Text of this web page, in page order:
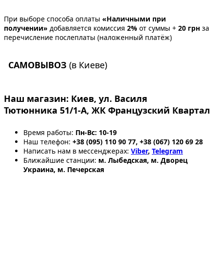
При выборе способа оплаты «Наличными при
получении» добавляется комиссия 2% от суммы + 20 грн за
перечисление послеплаты (наложенный платёж)
САМОВЫВОЗ (в Киеве)
Наш магазин: Киев, ул. Василя
Тютюнника 51/1-А, ЖК Французский Квартал
Время работы: Пн-Вс: 10-19
Наш телефон: +38 (095) 110 90 77, +38 (067) 120 69 28
Написать нам в мессенджерах: Viber, Telegram
Ближайшие станции: м. Лыбедская, м. Дворец
Украина, м. Печерская